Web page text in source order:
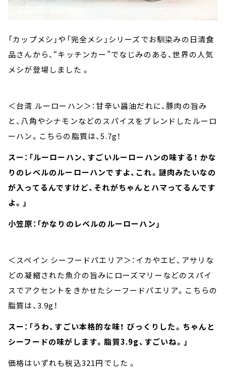
「カップメシ」や「完全メシ」シリーズでお馴染みの日清食
品さんから、“キッチンカー”でなじみのある、世界の人気
メシが登場しました 。
＜台湾 ルーローハン＞：甘辛い醤油だれに、豚肉の旨み
と、八角やシナモンなどのスパイスをブレンドしたルーロ
ーハン。こちらの脂質は、5.7g！
スー：「ルーローハン、すごいルーローハンの味する！ かな
りのレベルのルーローハンですよ、これ。謎肉みたいなの
が入ってるんですけど、それがちゃんとハマってるんです
よ。」
小笠原：「かなりのレベルのルーローハン」
＜スペイン シーフードパエリア＞：イカやエビ、アサリな
どの凝縮された魚介の旨みにローズマリーなどのスパイ
スでアクセントをきかせたシーフードパエリア。こちらの
脂質は、3.9g！
スー：「うわ、すごい本格的な味！ びっくりした。ちゃんと
シーフードの味がします。脂質3.9g、すごいね。」
価格はいずれも税込321円でした 。